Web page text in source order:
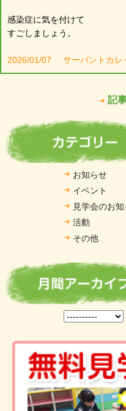
感染症に気を付けて
すごしましょう。
2026/01/07 サーバントカレ
記
お知らせ
イベント
見学会のお
活動
その他